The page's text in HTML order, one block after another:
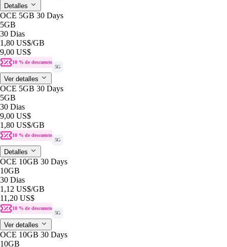
Detalles
OCE 5GB 30 Days
5GB
30 Dias
1,80 US$/GB
9,00 US$
10 % de descuento
5G
Ver detalles
OCE 5GB 30 Days
5GB
30 Dias
9,00 US$
1,80 US$/GB
10 % de descuento
5G
Detalles
OCE 10GB 30 Days
10GB
30 Dias
1,12 US$/GB
11,20 US$
10 % de descuento
5G
Ver detalles
OCE 10GB 30 Days
10GB